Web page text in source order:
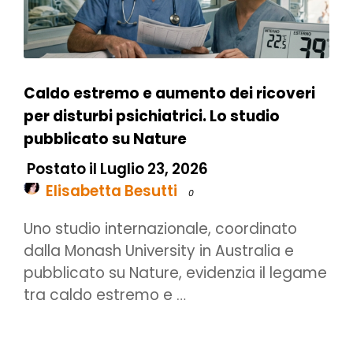
Caldo estremo e aumento dei ricoveri
per disturbi psichiatrici. Lo studio
pubblicato su Nature
Postato il Luglio 23, 2026
Elisabetta Besutti
0
Uno studio internazionale, coordinato
dalla Monash University in Australia e
pubblicato su Nature, evidenzia il legame
tra caldo estremo e …